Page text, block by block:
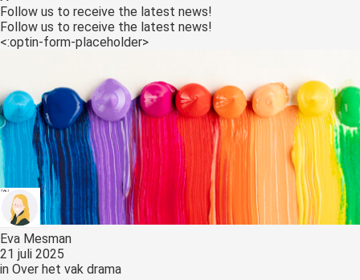
Follow us to receive the latest news!
Follow us to receive the latest news!
<:optin-form-placeholder>
Eva Mesman
21 juli 2025
in Over het vak drama
deze
kan de
worden
om
te
over
van
op